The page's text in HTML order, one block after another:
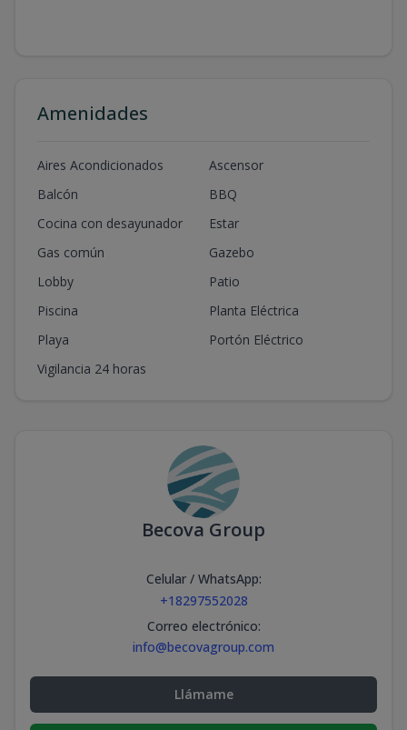
Amenidades
Aires Acondicionados
Ascensor
Balcón
BBQ
Cocina con desayunador
Estar
Gas común
Gazebo
Lobby
Patio
Piscina
Planta Eléctrica
Playa
Portón Eléctrico
Vigilancia 24 horas
Becova Group
Celular / WhatsApp:
+18297552028
Correo electrónico:
info@becovagroup.com
Llámame